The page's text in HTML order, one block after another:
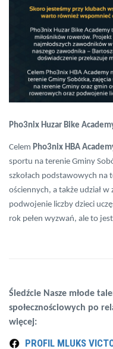
Pho3nix Huzar Bike
Celem Pho3nix HBA
sportu na terenie Gminy
szkołach podstawowych na
ościennych, a także udział
podwojenie liczby dzieci
rok pełen wyzwań, ale to
Śledźcie Nasze młode
społecznościowych po
więcej:
PROFIL MLUKS